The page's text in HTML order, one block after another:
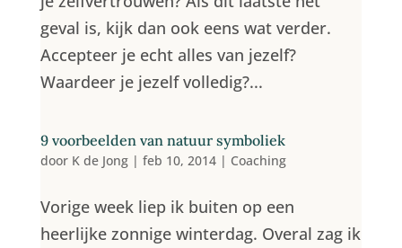
geval is, kijk dan ook eens wat verder.
Accepteer je echt alles van jezelf?
Waardeer je jezelf volledig?...
9 voorbeelden van natuur symboliek
door K de Jong| feb 10, 2014| Coaching
Vorige week liep ik buiten op een
heerlijke zonnige winterdag. Overal zag ik